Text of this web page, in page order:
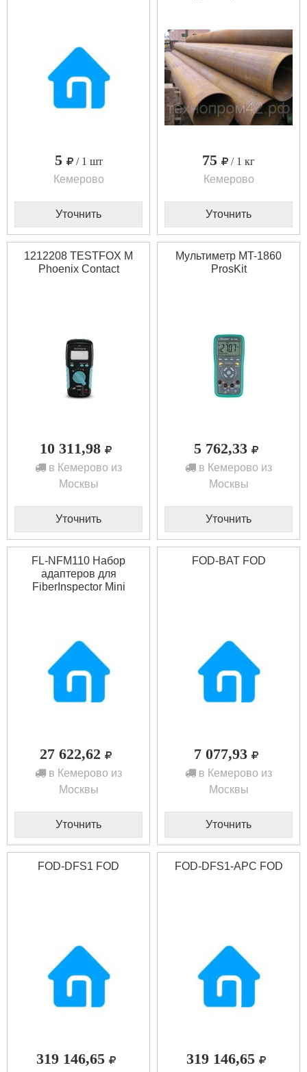
5
/ 1 шт
Кемерово
Уточнить
75
/ 1 кг
Кемерово
Уточнить
1212208 TESTFOX M
Phoenix Contact
10 311,98
в Кемерово из
Москвы
Уточнить
Мультиметр MT-1860
ProsKit
5 762,33
в Кемерово из
Москвы
Уточнить
FL-NFM110 Набор
адаптеров для
FiberInspector Mini
27 622,62
в Кемерово из
Москвы
Уточнить
FOD-BAT FOD
7 077,93
в Кемерово из
Москвы
Уточнить
FOD-DFS1 FOD
319 146,65
FOD-DFS1-APC FOD
319 146,65